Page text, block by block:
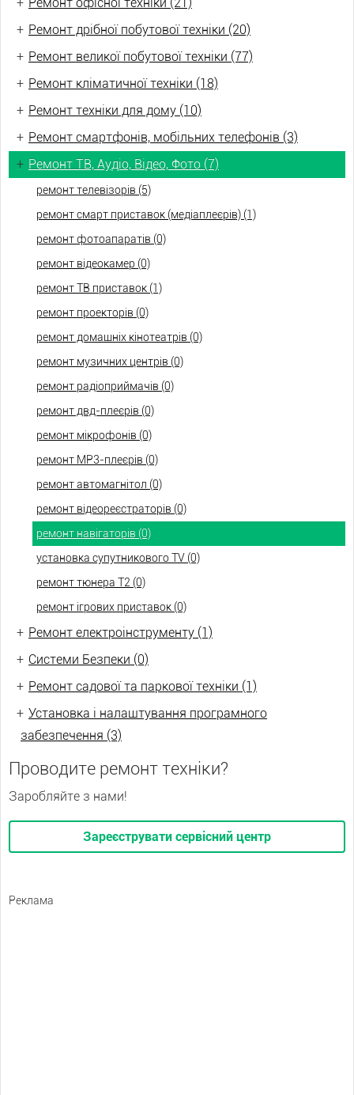
+ Ремонт дрібної побутової техніки (20)
+ Ремонт великої побутової техніки (77)
+ Ремонт кліматичної техніки (18)
+ Ремонт техніки для дому (10)
+ Ремонт смартфонів, мобільних телефонів (3)
+ Ремонт ТВ, Аудіо, Відео, Фото (7)
ремонт телевізорів (5)
ремонт смарт приставок (медіаплеєрів) (1)
ремонт фотоапаратів (0)
ремонт відеокамер (0)
ремонт ТВ приставок (1)
ремонт проекторів (0)
ремонт домашніх кінотеатрів (0)
ремонт музичних центрів (0)
ремонт радіоприймачів (0)
ремонт двд-плеєрів (0)
ремонт мікрофонів (0)
ремонт МР3-плеєрів (0)
ремонт автомагнітол (0)
ремонт відеореєстраторів (0)
ремонт навігаторів (0)
установка супутникового TV (0)
ремонт тюнера Т2 (0)
ремонт ігрових приставок (0)
+ Ремонт електроінструменту (1)
+ Системи Безпеки (0)
+ Ремонт садової та паркової техніки (1)
+ Установка і налаштування програмного
забезпечення (3)
Проводите ремонт техніки?
Заробляйте з нами!
Зареєструвати сервісний центр
Реклама